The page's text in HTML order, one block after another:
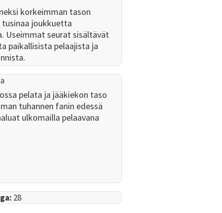
korkeimman tason
joukkuetta
Useimmat seurat sisältävät
paikallisista pelaajista ja
pelata ja jääkiekon taso
tuhannen fanin edessä
ulkomailla pelaavana
28